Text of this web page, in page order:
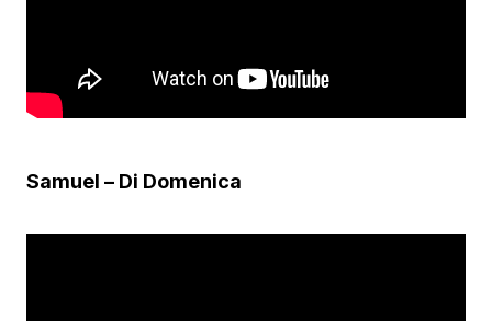
Samuel – Di Domenica